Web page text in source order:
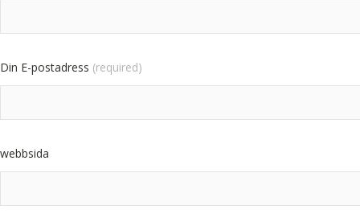
Din E-postadress (required)
webbsida